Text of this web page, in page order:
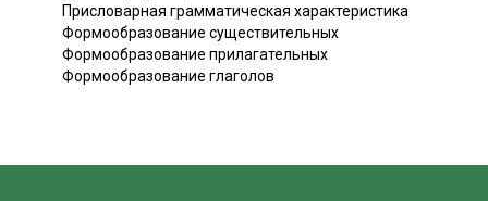
Присловарная грамматическая характеристика
Формообразование существительных
Формообразование прилагательных
Формообразование глаголов